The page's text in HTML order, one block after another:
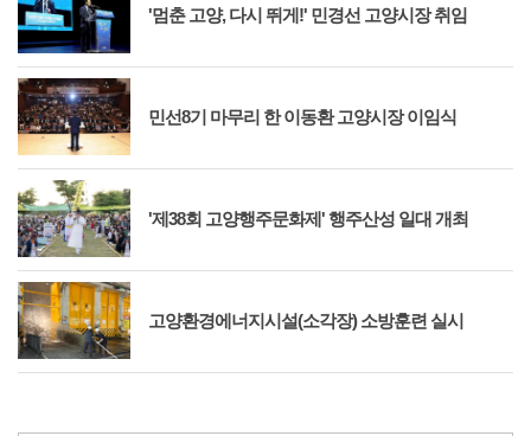
'멈춘 고양, 다시 뛰게!' 민경선 고양시장 취임
민선8기 마무리 한 이동환 고양시장 이임식
'제38회 고양행주문화제' 행주산성 일대 개최
고양환경에너지시설(소각장) 소방훈련 실시